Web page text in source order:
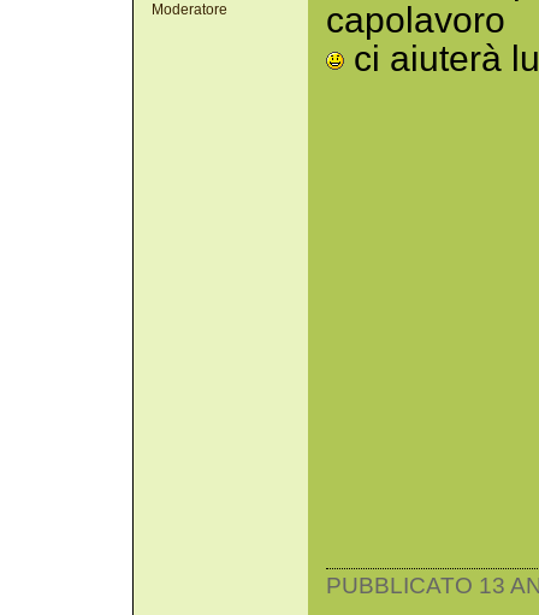
Moderatore
capolavoro
ci aiuterà
PUBBLICATO 13